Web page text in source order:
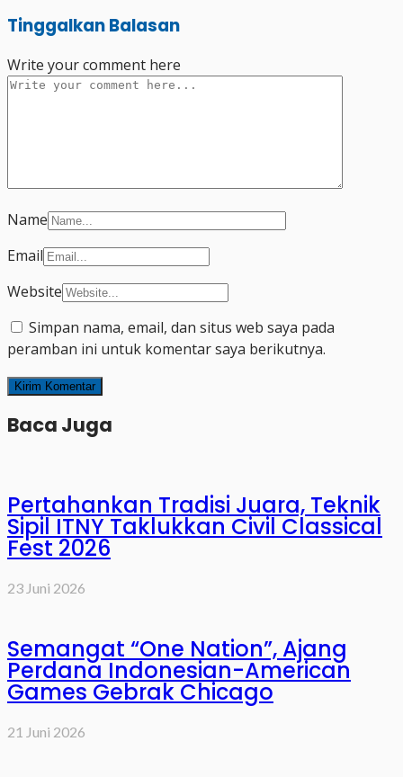
Tinggalkan Balasan
Write your comment here
Name
Email
Website
Simpan nama, email, dan situs web saya pada
peramban ini untuk komentar saya berikutnya.
Baca Juga
Pertahankan Tradisi Juara, Teknik
Sipil ITNY Taklukkan Civil Classical
Fest 2026
23 Juni 2026
Semangat “One Nation”, Ajang
Perdana Indonesian-American
Games Gebrak Chicago
21 Juni 2026